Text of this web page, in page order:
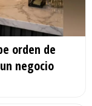
orden de
negocio